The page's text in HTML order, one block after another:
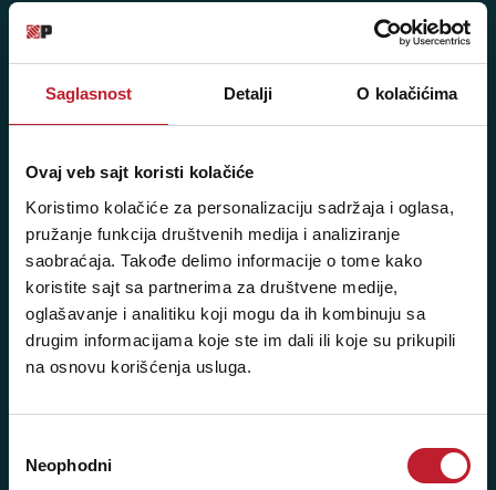
Saglasnost Detalji O kolačićima
Ovaj veb sajt koristi kolačiće
Koristimo kolačiće za personalizaciju sadržaja i oglasa,
pružanje funkcija društvenih medija i analiziranje
saobraćaja. Takođe delimo informacije o tome kako
koristite sajt sa partnerima za društvene medije,
oglašavanje i analitiku koji mogu da ih kombinuju sa
drugim informacijama koje ste im dali ili koje su prikupili
na osnovu korišćenja usluga.
сагласности
Neophodni
Posetite nas: Svetogorska 9,
Pišite nam: info@player.rs
Pozovite nas: +381 11 33-47-615
060/6470116
NAŠE PRODAVNICE
Beograd - Svetogorska 9
Telefoni: